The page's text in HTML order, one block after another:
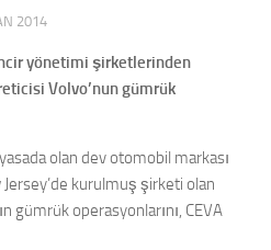
2014
yönetimi şirketlerinden
Volvo’nun gümrük
olan dev otomobil markası
kurulmuş şirketi olan
gümrük operasyonlarını, CEVA